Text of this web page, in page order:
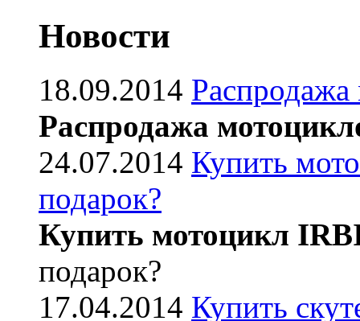
Новости
18.09.2014
Распродажа
24.07.2014 Купить
подарок?
Купить мотоцикл
подарок?
17.04.2014 Купить